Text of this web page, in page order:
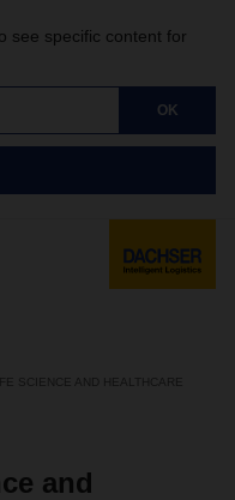
see specific content for
OK
SCIENCE AND HEALTHCARE
and